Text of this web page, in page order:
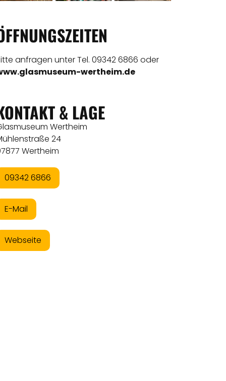
anfragen unter Tel. 09342 6866 oder
wertheim.de
& LAGE
Wertheim
24
Wertheim
09342 6866
E-Mail
Webseite